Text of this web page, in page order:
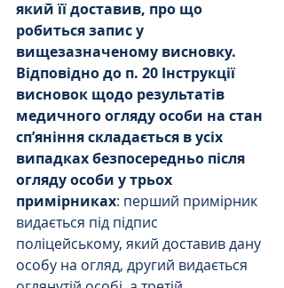
який її доставив, про що
робиться запис у
вищезазначеному висновку.
Відповідно до п. 20 Інструкції
висновок щодо результатів
медичного огляду особи на стан
сп’яніння складається в усіх
випадках безпосередньо після
огляду особи у трьох
примірниках: перший примірник
видається під підпис
поліцейському, який доставив дану
особу на огляд, другий видається